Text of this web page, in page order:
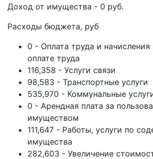
Доход от имущества - 0 руб.
Расходы бюджета, руб
0 - Оплата труда и
оплате труда
116,358 - Услуги связи
98,583 - Транспортные услуги
535,970 - Коммунальные
0 - Арендная плата за
имуществом
111,647 - Работы, услуги по
имущества
282,603 - Увеличение